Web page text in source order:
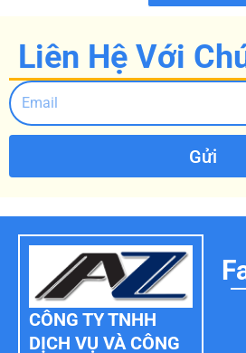
Xem thêm
Liên Hệ Với
Gửi
CÔNG TY TNHH
DỊCH VỤ VÀ CÔNG